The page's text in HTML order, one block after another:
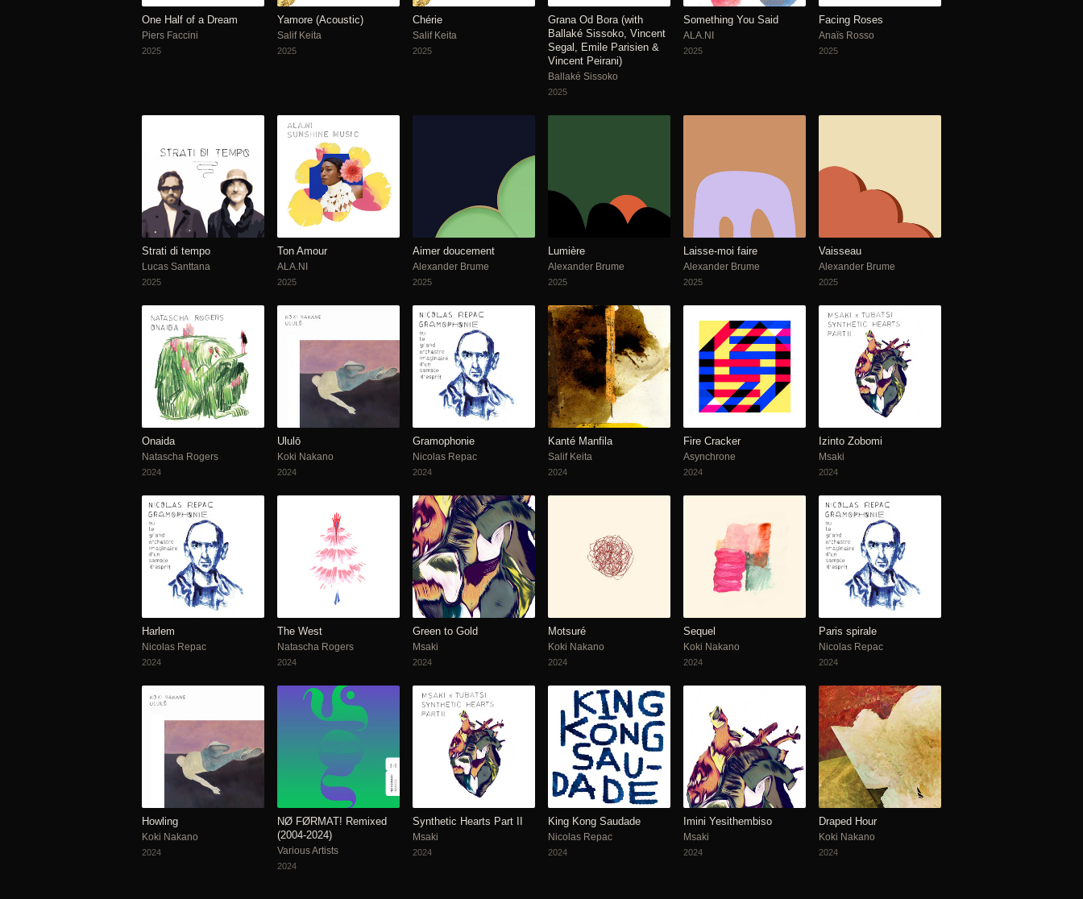
One Half of a Dream
Piers Faccini
2025
Yamore (Acoustic)
Salif Keita
2025
Chérie
Salif Keita
2025
Grana Od Bora (with
Ballaké Sissoko, Vincent
Segal, Emile Parisien &
Vincent Peirani)
Ballaké Sissoko
2025
Something You Said
ALA.NI
2025
Facing Roses
Anaïs Rosso
2025
Strati di tempo
Lucas Santtana
2025
Ton Amour
ALA.NI
2025
Aimer doucement
Alexander Brume
2025
Lumière
Alexander Brume
2025
Laisse-moi faire
Alexander Brume
2025
Vaisseau
Alexander Brume
2025
Onaida
Natascha Rogers
2024
Ululō
Koki Nakano
2024
Gramophonie
Nicolas Repac
2024
Kanté Manfila
Salif Keita
2024
Fire Cracker
Asynchrone
2024
Izinto Zobomi
Msaki
2024
Harlem
Nicolas Repac
2024
The West
Natascha Rogers
2024
Green to Gold
Msaki
2024
Motsuré
Koki Nakano
2024
Sequel
Koki Nakano
2024
Paris spirale
Nicolas Repac
2024
Howling
Koki Nakano
2024
NØ FØRMAT! Remixed
(2004-2024)
Various Artists
2024
Synthetic Hearts Part II
Msaki
2024
King Kong Saudade
Nicolas Repac
2024
Imini Yesithembiso
Msaki
2024
Draped Hour
Koki Nakano
2024